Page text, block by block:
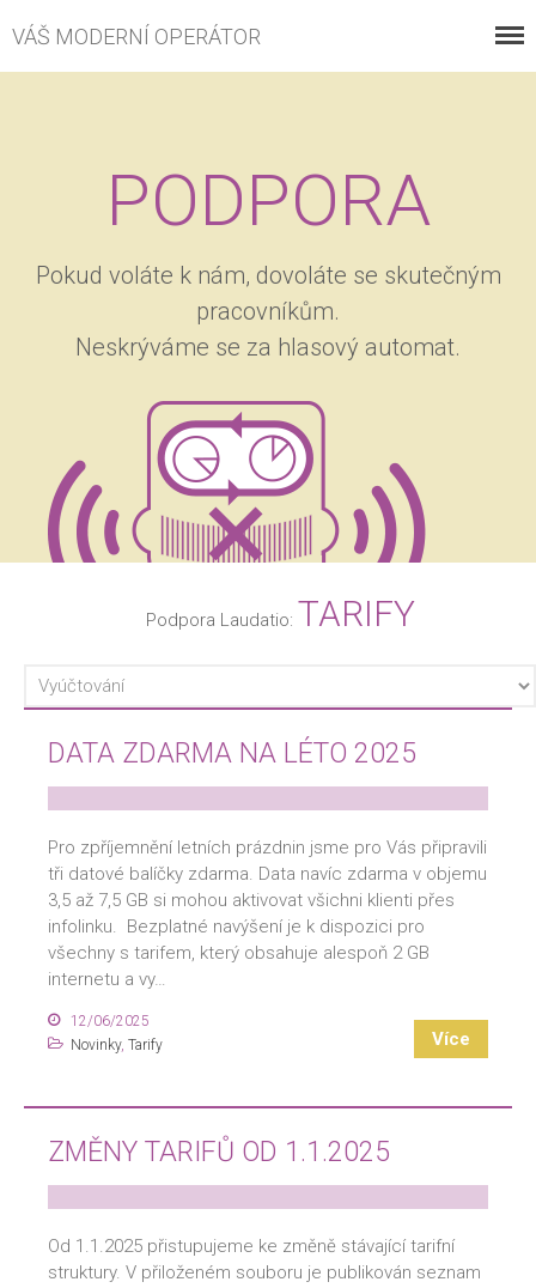
VOLÁNÍ
ESHOP
PROČ S NÁMI
KE STAŽENÍ
ZÁKAZNICKÉ CENTRUM
VÁŠ MODERNÍ OPERÁTOR
PODPORA
Pokud voláte k nám, dovoláte se skutečným
pracovníkům.
Neskrýváme se za hlasový automat.
TARIFY
DATA ZDARMA NA LÉTO 2025
Pro zpříjemnění letních prázdnin jsme pro Vás připravili
tři datové balíčky zdarma. Data navíc zdarma v objemu
3,5 až 7,5 GB si mohou aktivovat všichni klienti přes
infolinku. Bezplatné navýšení je k dispozici pro
všechny s tarifem, který obsahuje alespoň 2 GB
internetu a vy…
12/06/2025
Novinky, Tarify Více
ZMĚNY TARIFŮ OD 1.1.2025
Od 1.1.2025 přistupujeme ke změně stávající tarifní
struktury. V přiloženém souboru je publikován seznam